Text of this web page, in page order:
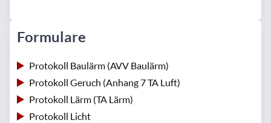
Formulare
Protokoll Baulärm (AVV Baulärm)
Protokoll Geruch (Anhang 7 TA Luft)
Protokoll Lärm (TA Lärm)
Protokoll Licht